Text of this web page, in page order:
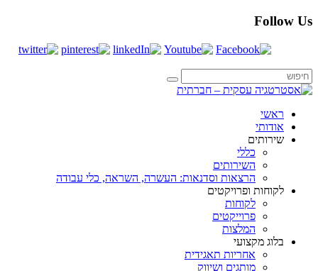
Follow Us
ראשי
אודותי
שירותים
כללי
השירותים
הרצאות וסדנאות: העשרה, השראה, כלי עבודה
לקוחות ופרויקטים
לקוחות
פרוייקטים
המלצות
בלוג מקצועי
אחריות תאגידית
מותגים ושיווק